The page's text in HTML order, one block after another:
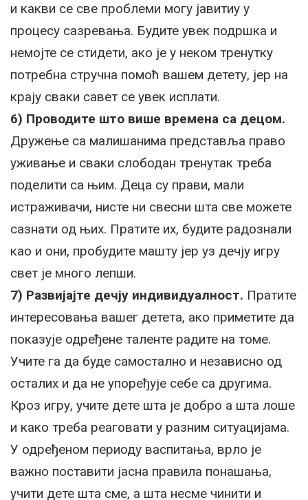
и какви се све проблеми могу јавитиу у
процесу сазревања. Будите увек подршка и
немојте се стидети, ако је у неком тренутку
потребна стручна помоћ вашем детету, јер на
крају сваки савет се увек исплати.
6) Проводите што више времена са децом.
Дружење са малишанима представља право
уживање и сваки слободан тренутак треба
поделити са њим. Деца су прави, мали
истраживачи, нисте ни свесни шта све можете
сазнати од њих. Пратите их, будите радознали
као и они, пробудите машту јер уз дечју игру
свет је много лепши.
7) Развијајте дечју индивидуалност. Пратите
интересовања вашег детета, ако приметите да
показује одређене таленте радите на томе.
Учите га да буде самостално и независно од
осталих и да не упоређује себе са другима.
Кроз игру, учите дете шта је добро а шта лоше
и како треба реаговати у разним ситуацијама.
У одређеном периоду васпитања, врло је
важно поставити јасна правила понашања,
учити дете шта сме, а шта несме чинити и